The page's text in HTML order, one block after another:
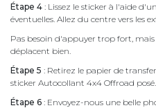
Étape 4 : Lissez le sticker à l'aide
éventuelles. Allez du centre vers les
Pas besoin d'appuyer trop fort, mais
déplacent bien.
Étape 5 : Retirez le papier de
sticker Autocollant 4x4 Offroad posé.
Étape 6 : Envoyez-nous une belle